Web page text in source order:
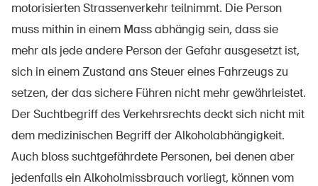
motorisierten Strassenverkehr teilnimmt. Die Person
muss mithin in einem Mass abhängig sein, dass sie
mehr als jede andere Person der Gefahr ausgesetzt ist,
sich in einem Zustand ans Steuer eines Fahrzeugs zu
setzen, der das sichere Führen nicht mehr gewährleistet.
Der Suchtbegriff des Verkehrsrechts deckt sich nicht mit
dem medizinischen Begriff der Alkoholabhängigkeit.
Auch bloss suchtgefährdete Personen, bei denen aber
jedenfalls ein Alkoholmissbrauch vorliegt, können vom